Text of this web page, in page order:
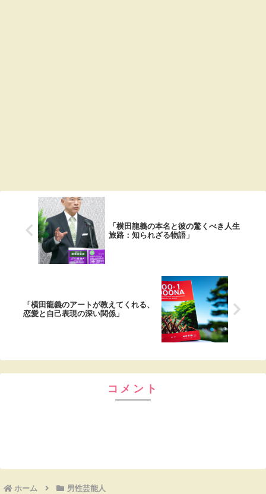
「横田龍義の本名と彼の驚くべき人生
旅路：知られざる物語」
「横田龍義のアートが教えてくれる、
恋愛と自己表現の深い関係」
コメント
ホーム 男性芸能人